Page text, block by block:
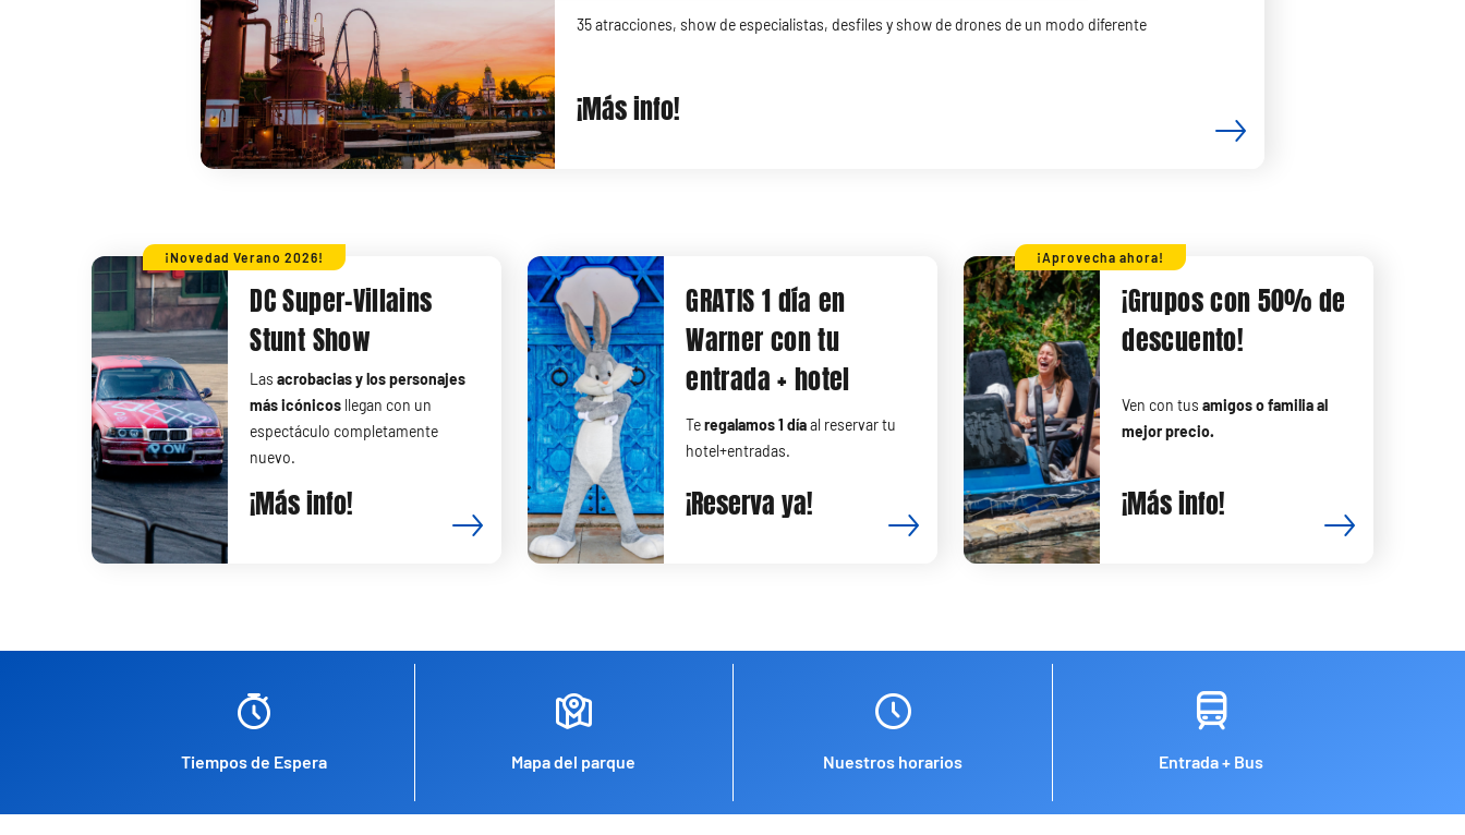
35 atracciones, show de especialistas, desfiles y show de drones de un modo diferente
¡Más info!
¡Novedad Verano 2026!
DC Super-Villains
Stunt Show
Lasacrobacias y los personajes
más icónicos llegan con un
espectáculo completamente
nuevo.
¡Más info!
GRATIS 1 día en
Warner con tu
entrada + hotel
Teregalamos 1 díaal reservar tu
hotel+entradas.
¡Reserva ya!
¡Aprovecha ahora!
¡Grupos con 50% de
descuento!
Ven con tusamigos o familia al
mejor precio.
¡Más info!
Tiempos de Espera Mapa del parque Nuestros horarios Entrada + Bus